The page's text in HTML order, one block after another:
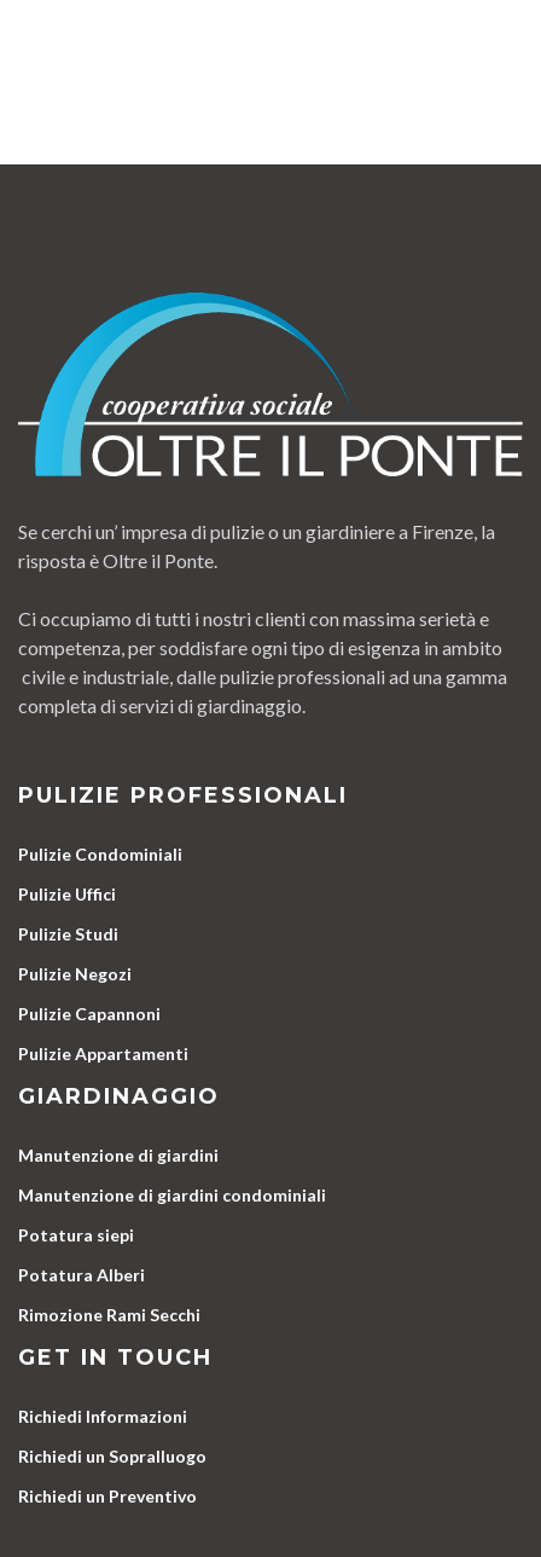
Se cerchi un’ impresa di pulizie o un giardiniere a Firenze, la
risposta è Oltre il Ponte.
Ci occupiamo di tutti i nostri clienti con massima serietà e
competenza, per soddisfare ogni tipo di esigenza in ambito
civile e industriale, dalle pulizie professionali ad una gamma
completa di servizi di giardinaggio.
PULIZIE PROFESSIONALI
Pulizie Condominiali
Pulizie Uffici
Pulizie Studi
Pulizie Negozi
Pulizie Capannoni
Pulizie Appartamenti
GIARDINAGGIO
Manutenzione di giardini
Manutenzione di giardini condominiali
Potatura siepi
Potatura Alberi
Rimozione Rami Secchi
GET IN TOUCH
Richiedi Informazioni
Richiedi un Sopralluogo
Richiedi un Preventivo